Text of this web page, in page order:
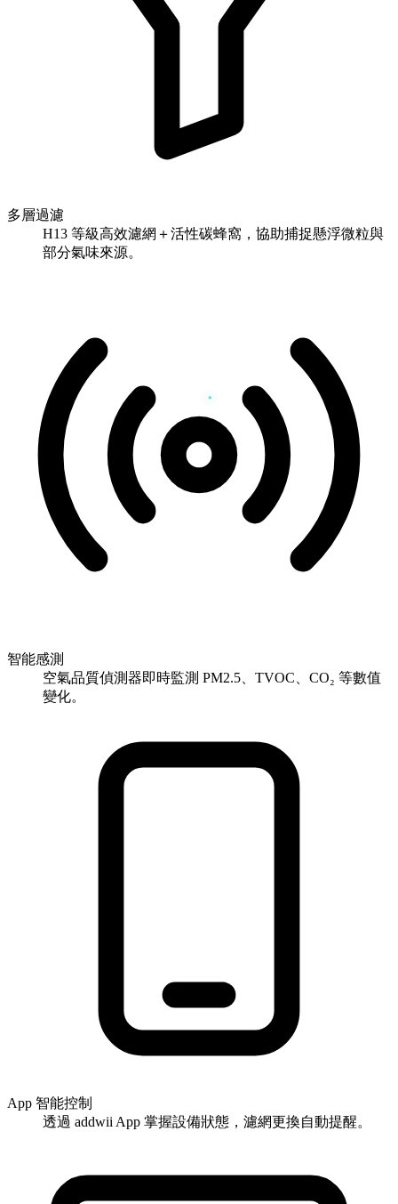
多層過濾
H13 等級高效濾網＋活性碳蜂窩，協助捕捉懸浮微粒與
部分氣味來源。
智能感測
空氣品質偵測器即時監測 PM2.5、TVOC、CO₂ 等數值
變化。
App 智能控制
透過 addwii App 掌握設備狀態，濾網更換自動提醒。